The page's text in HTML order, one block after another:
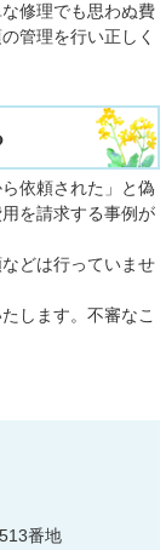
修理でも思わぬ費
管理を行い正しく
依頼された」と偽
を請求する事例が
どは行っていませ
します。不審なこ
番地